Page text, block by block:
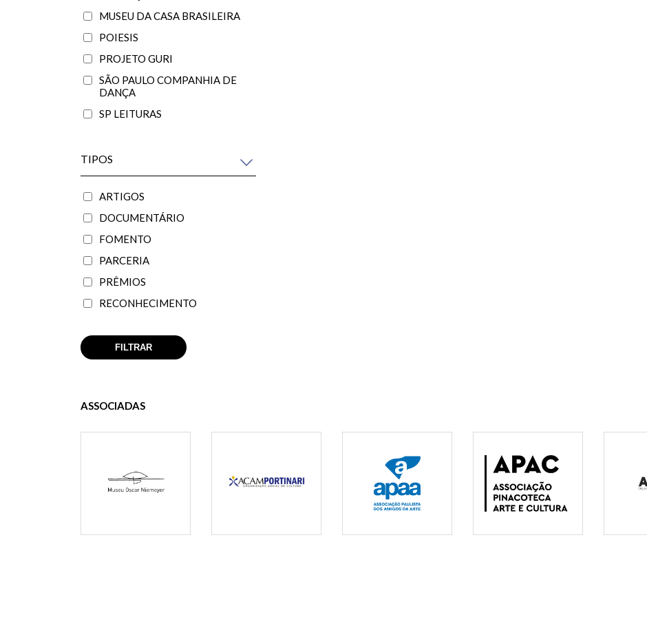
MUSEU DA CASA BRASILEIRA
POIESIS
PROJETO GURI
SÃO PAULO COMPANHIA DE
DANÇA
SP LEITURAS
TIPOS
ARTIGOS
DOCUMENTÁRIO
FOMENTO
PARCERIA
PRÊMIOS
RECONHECIMENTO
ASSOCIADAS